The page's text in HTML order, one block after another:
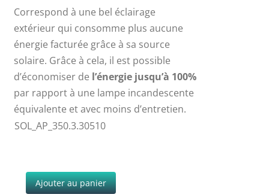
Correspond à une bel éclairage
extérieur qui consomme plus aucune
énergie facturée grâce à sa source
solaire. Grâce à cela, il est possible
d’économiser de l’énergie jusqu’à 100%
par rapport à une lampe incandescente
équivalente et avec moins d’entretien.
SOL_AP_350.3.30510
Ajouter au panier